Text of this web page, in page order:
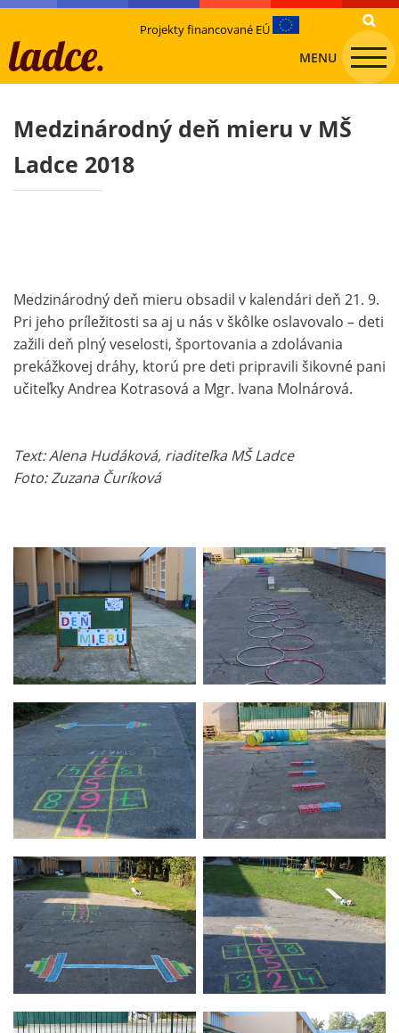
Projekty financované EÚ
MENU
Medzinárodný deň mieru v MŠ
Ladce 2018
Medzinárodný deň mieru obsadil v kalendári deň 21. 9.
Pri jeho príležitosti sa aj u nás v škôlke oslavovalo – deti
zažili deň plný veselosti, športovania a zdolávania
prekážkovej dráhy, ktorú pre deti pripravili šikovné pani
učiteľky Andrea Kotrasová a Mgr. Ivana Molnárová.
Text: Alena Hudáková, riaditeľka MŠ Ladce
Foto: Zuzana Čuríková